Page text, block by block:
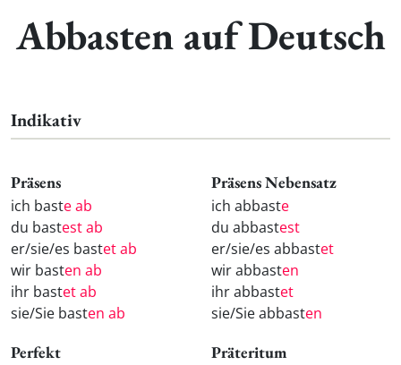
Abbasten auf Deutsch
Indikativ
Präsens
ich baste ab
du bastest ab
er/sie/es bastet ab
wir basten ab
ihr bastet ab
sie/Sie basten ab
Präsens Nebensatz
ich abbaste
du abbastest
er/sie/es abbastet
wir abbasten
ihr abbastet
sie/Sie abbasten
Perfekt Präteritum